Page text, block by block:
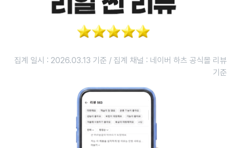
집계 일시 : 2026.03.13 기준 / 집계 채널 : 네이버 하츠 공식몰 리뷰
기준